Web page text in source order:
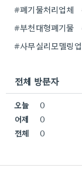
#폐기물처리업체
#부천대형폐기물
#사무실리모델링
전체 방문자
오늘
0
어제
0
전체
0